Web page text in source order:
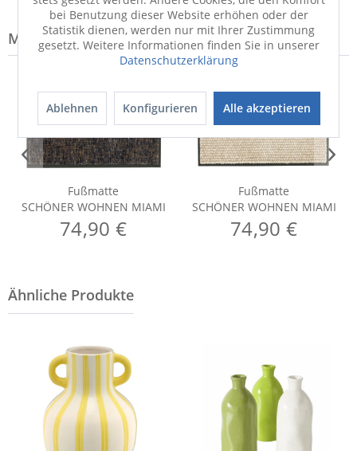
Modell-Familie: MIAMI
Fußmatte
SCHÖNER WOHNEN MIAMI
74,90 €
Fußmatte
SCHÖNER WOHNEN MIAMI
74,90 €
bei Benutzung dieser Website erhöhen oder der
Statistik dienen, werden nur mit Ihrer Zustimmung
gesetzt. Weitere Informationen finden Sie in unserer
Datenschutzerklärung
Ablehnen Konfigurieren Alle akzeptieren